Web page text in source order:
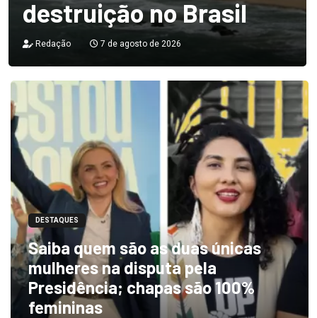
destruição no Brasil
Redação 7 de agosto de 2026
DESTAQUES
Saiba quem são as duas únicas
mulheres na disputa pela
Presidência; chapas são 100%
femininas